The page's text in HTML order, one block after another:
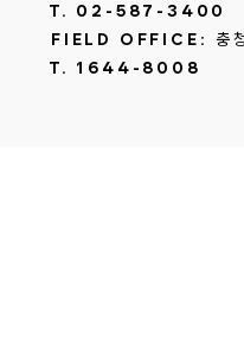
T. 02-587-3400
FIELD OFFICE:
충
T. 1644-8008